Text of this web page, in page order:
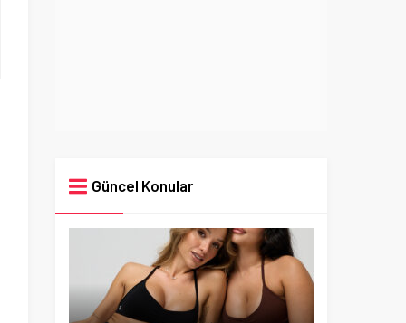
Güncel Konular